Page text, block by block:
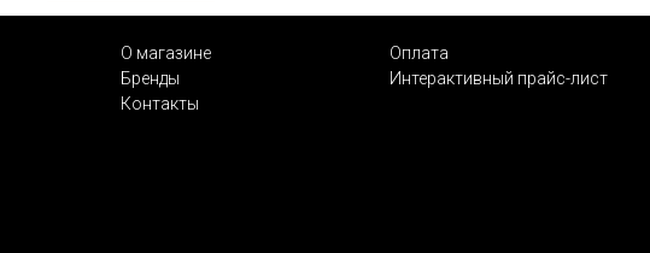
О магазине
Оплата
Бренды
Интерактивный прайс-лист
Контакты